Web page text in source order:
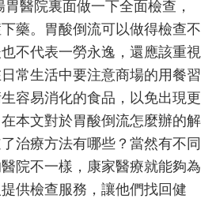
醫院裏面做一下全面檢查，
藥。胃酸倒流可以做得檢查不
不代表一勞永逸，還應該重視
常生活中要注意商場的用餐習
容易消化的食品，以免出現更
本文對於胃酸倒流怎麼辦的解
治療方法有哪些？當然有不同
院不一樣，康家醫療就能夠為
供檢查服務，讓他們找回健